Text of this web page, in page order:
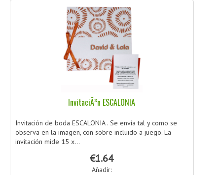
InvitaciÃ³n ESCALONIA
Invitación de boda ESCALONIA . Se envía tal y como se
observa en la imagen, con sobre incluido a juego. La
invitación mide 15 x...
€1.64
Añadir: